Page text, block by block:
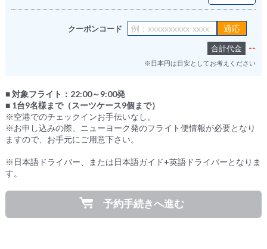
クーポンコード
合計代金 --
※日本円は目安としてお考えください
■ 対象フライト：22:00～9:00発
■ 1台9名様まで（スーツケース9個まで）
※空港でのチェックインお手伝いなし。
※お申し込みの際、ニューヨーク発のフライト便情報が必要となり
ますので、お手元にご用意下さい。
※日本語ドライバー、または日本語ガイド+英語ドライバーとなりま
す。
予約手続きへ進む